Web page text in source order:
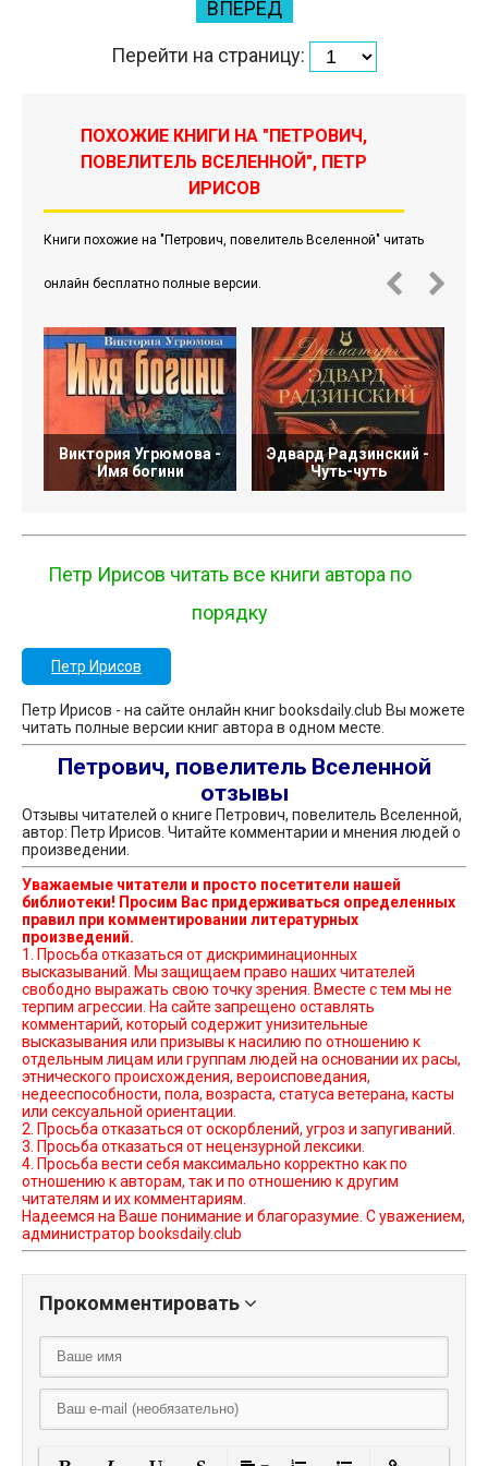
ВПЕРЕД
Перейти на страницу:
ПОХОЖИЕ КНИГИ НА "ПЕТРОВИЧ,
ПОВЕЛИТЕЛЬ ВСЕЛЕННОЙ", ПЕТР
ИРИСОВ
Книги похожие на "Петрович, повелитель Вселенной" читать
онлайн бесплатно полные версии.
Виктория Угрюмова -
Имя богини
Эдвард Радзинский -
Чуть-чуть
Петр Ирисов читать все книги автора по
порядку
Петр Ирисов
Петр Ирисов - на сайте онлайн книг booksdaily.club Вы можете
читать полные версии книг автора в одном месте.
Петрович, повелитель Вселенной
отзывы
Отзывы читателей о книге Петрович, повелитель Вселенной,
автор: Петр Ирисов. Читайте комментарии и мнения людей о
произведении.
Уважаемые читатели и просто посетители нашей
библиотеки! Просим Вас придерживаться определенных
правил при комментировании литературных
произведений.
1. Просьба отказаться от дискриминационных
высказываний. Мы защищаем право наших читателей
свободно выражать свою точку зрения. Вместе с тем мы не
терпим агрессии. На сайте запрещено оставлять
комментарий, который содержит унизительные
высказывания или призывы к насилию по отношению к
отдельным лицам или группам людей на основании их расы,
этнического происхождения, вероисповедания,
недееспособности, пола, возраста, статуса ветерана, касты
или сексуальной ориентации.
2. Просьба отказаться от оскорблений, угроз и запугиваний.
3. Просьба отказаться от нецензурной лексики.
4. Просьба вести себя максимально корректно как по
отношению к авторам, так и по отношению к другим
читателям и их комментариям.
Надеемся на Ваше понимание и благоразумие. С уважением,
администратор booksdaily.club
Прокомментировать